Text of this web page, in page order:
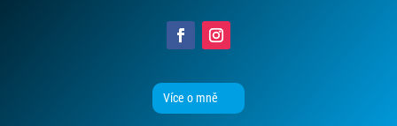
Více o mně